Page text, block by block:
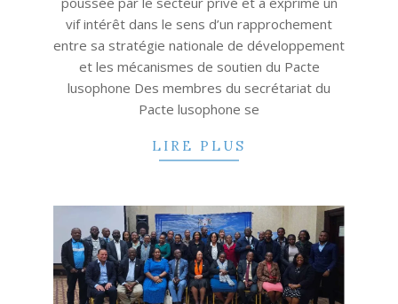
vif intérêt dans le sens d’un rapprochement
entre sa stratégie nationale de développement
et les mécanismes de soutien du Pacte
lusophone Des membres du secrétariat du
Pacte lusophone se
LIRE PLUS